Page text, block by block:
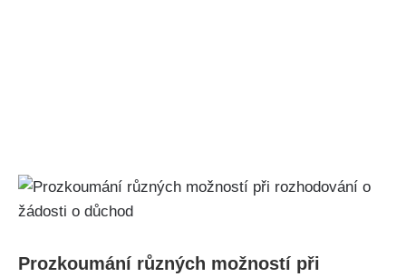
Prozkoumání různých možností při